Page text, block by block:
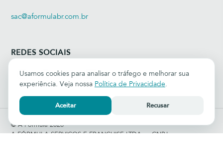
sac@aformulabr.com.br
REDES SOCIAIS
© A Fórmula 2026
A FÓRMULA SERVIÇOS E FRANCHISE LTDA — CNPJ:
Usamos cookies para analisar o tráfego e melhorar sua
experiência. Veja nossa Política de Privacidade.
Aceitar Recusar